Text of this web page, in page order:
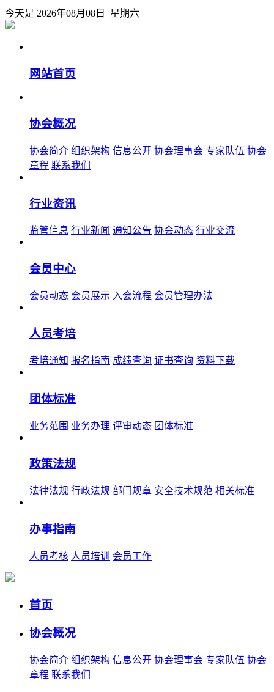
今天是 2026年08月08日 星期六
网站首页
协会概况
协会简介 组织架构 信息公开 协会理事会 专家队伍 协会
章程 联系我们
行业资讯
监管信息 行业新闻 通知公告 协会动态 行业交流
会员中心
会员动态 会员展示 入会流程 会员管理办法
人员考培
考培通知 报名指南 成绩查询 证书查询 资料下载
团体标准
业务范围 业务办理 评审动态 团体标准
政策法规
法律法规 行政法规 部门规章 安全技术规范 相关标准
办事指南
人员考核 人员培训 会员工作
首页
协会概况
协会简介 组织架构 信息公开 协会理事会 专家队伍 协会
章程 联系我们